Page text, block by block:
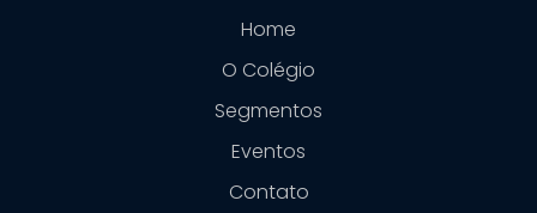
Home
O Colégio
Segmentos
Eventos
Contato